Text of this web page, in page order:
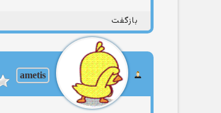
بازگفت
ametis